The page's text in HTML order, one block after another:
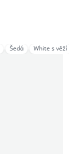
Šedá White s věží